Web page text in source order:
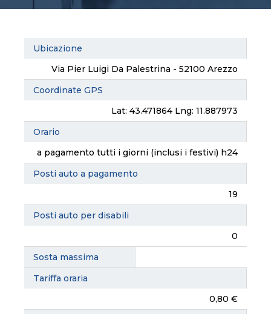
Ubicazione
Via Pier Luigi Da Palestrina - 52100 Arezzo
Coordinate GPS
Lat: 43.471864 Lng: 11.887973
Orario
a pagamento tutti i giorni (inclusi i festivi) h24
Posti auto a pagamento
19
Posti auto per disabili
0
Sosta massima
Tariffa oraria
0,80 €